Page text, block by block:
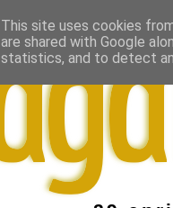
This site uses cookies
are shared with Google
statistics, and to detect